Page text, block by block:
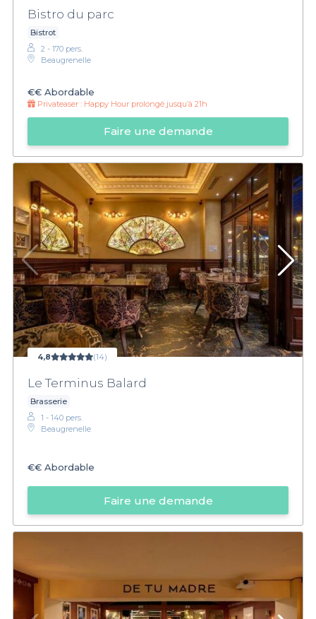
Bistro du parc
Bistrot
2 - 170 pers.
Beaugrenelle
€€ Abordable
Privateaser : Happy Hour prolongé jusqu’à 21h
Faire une demande
4,8 (14)
Le Terminus Balard
Brasserie
1 - 140 pers.
Beaugrenelle
€€ Abordable
Faire une demande